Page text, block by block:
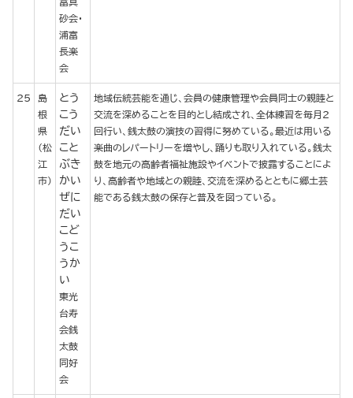
砂会・
浦富
長楽
会
25
島
根
県
（松
江
市）
とう
こう
だい
こと
ぶき
かい
ぜに
だい
こど
うこ
うか
い
東光
台寿
会銭
太鼓
同好
会
地域伝統芸能を通じ、会員の健康管理や会員同士の親睦と
交流を深めることを目的とし結成され、全体練習を毎月2
回行い、銭太鼓の演技の習得に努めている。最近は用いる
楽曲のレパートリーを増やし、踊りも取り入れている。銭太
鼓を地元の高齢者福祉施設やイベントで披露することによ
り、高齢者や地域との親睦、交流を深めるとともに郷土芸
能である銭太鼓の保存と普及を図っている。